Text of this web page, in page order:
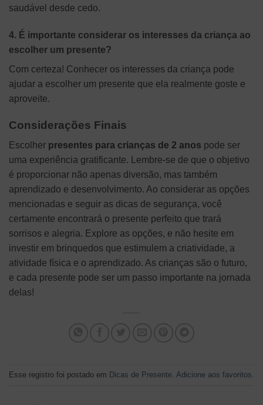
saudável desde cedo.
4. É importante considerar os interesses da criança ao
escolher um presente?
Com certeza! Conhecer os interesses da criança pode
ajudar a escolher um presente que ela realmente goste e
aproveite.
Considerações Finais
Escolher presentes para crianças de 2 anos pode ser
uma experiência gratificante. Lembre-se de que o objetivo
é proporcionar não apenas diversão, mas também
aprendizado e desenvolvimento. Ao considerar as opções
mencionadas e seguir as dicas de segurança, você
certamente encontrará o presente perfeito que trará
sorrisos e alegria. Explore as opções, e não hesite em
investir em brinquedos que estimulem a criatividade, a
atividade física e o aprendizado. As crianças são o futuro,
e cada presente pode ser um passo importante na jornada
delas!
Esse registro foi postado em Dicas de Presente Adicione aos favoritos